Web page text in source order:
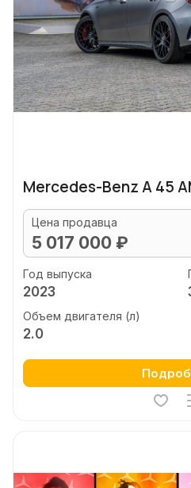
Mercedes-Benz A 45
Цена продавца
5 017 000 ₽
Год выпуска
2023
Объем двигателя (л)
2.0